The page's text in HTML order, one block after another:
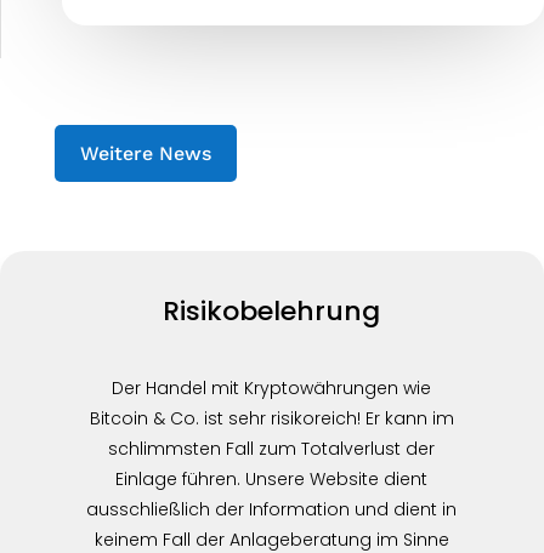
Weitere News
Risikobelehrung
Der Handel mit Kryptowährungen wie
Bitcoin & Co. ist sehr risikoreich! Er kann im
schlimmsten Fall zum Totalverlust der
Einlage führen. Unsere Website dient
ausschließlich der Information und dient in
keinem Fall der Anlageberatung im Sinne